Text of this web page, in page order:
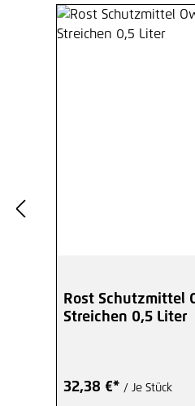
Rost Schutzmittel
Streichen 0,5 Liter
32,38 €* / Je Stück